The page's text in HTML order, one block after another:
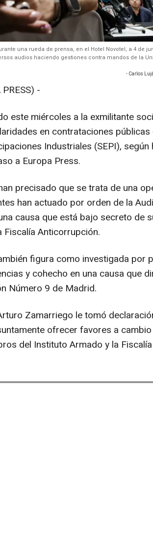
una rueda de prensa, en el Hotel Novotel, a 4 de
audios haciendo gestiones contra mandos de la
- Carlos
-
este miércoles a la exmilitante
en contrataciones públicas
Industriales (SEPI), según
a Europa Press.
precisado que se trata de una
han actuado por orden de la
causa que está bajo secreto de
Fiscalía Anticorrupción.
figura como investigada por
y cohecho en una causa que
Número 9 de Madrid.
Zamarriego le tomó
ofrecer favores a
del Instituto Armado y la Fiscalía